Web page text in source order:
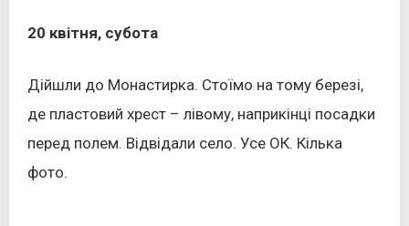
20 квітня, субота
Дійшли до Монастирка. Стоїмо на тому березі,
де пластовий хрест – лівому, наприкінці посадки
перед полем. Відвідали село. Усе ОК. Кілька
фото.